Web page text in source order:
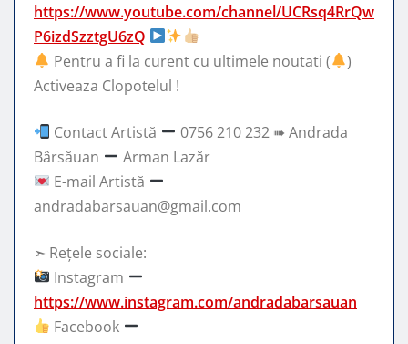
https://www.youtube.com/channel/UCRsq4RrQw
P6izdSzztgU6zQ
Pentru a fi la curent cu ultimele noutati (
)
Activeaza Clopotelul !
Contact Artistă
0756 210 232 ➠ Andrada
Bârsăuan
Arman Lazăr
E-mail Artistă
andradabarsauan@gmail.com
➣ Rețele sociale:
Instagram
https://www.instagram.com/andradabarsauan
Facebook